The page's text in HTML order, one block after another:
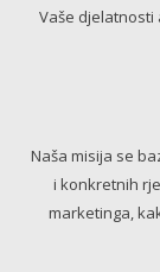
Vaše
Naša misija se
i konkretnih
marketinga,